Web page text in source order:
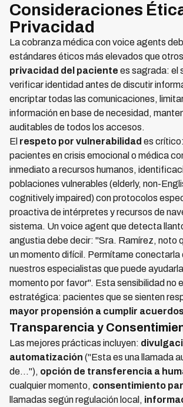
Consideraciones
Privacidad
La cobranza médica con voice agents
estándares éticos más elevados que
privacidad del paciente es sagrada: el
verificar identidad antes de discutir
encriptar todas las comunicaciones,
información en base de necesidad,
auditables de todos los accesos.
El respeto por vulnerabilidad es
pacientes en crisis emocional o médica
inmediato a recursos humanos,
poblaciones vulnerables (elderly, non-
cognitively impaired) con protocolos
proactiva de intérpretes y recursos de
sistema. Un voice agent que detecta
angustia debe decir: "Sra. Ramírez, noto
un momento difícil. Permítame conectarla
nuestros especialistas que puede
momento por favor". Esta sensibilidad no
estratégica: pacientes que se sienten
mayor propensión a cumplir
Transparencia y
Las mejores prácticas incluyen:
automatización ("Esta es una llamada
de..."), opción de transferencia a
cualquier momento, consentimiento
llamadas según regulación local,